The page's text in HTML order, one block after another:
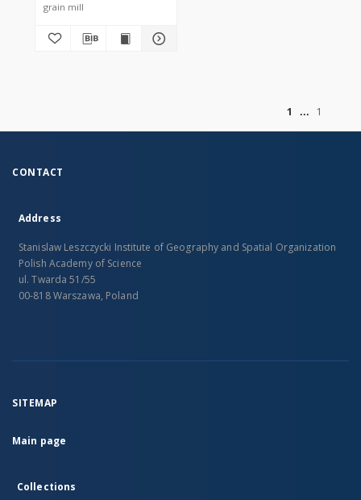
grain mill
1
1
CONTACT
Address
Stanislaw Leszczycki Institute of Geography and Spatial Organization
Polish Academy of Science
ul. Twarda 51/55
00-818 Warszawa, Poland
SITEMAP
Main page
Collections